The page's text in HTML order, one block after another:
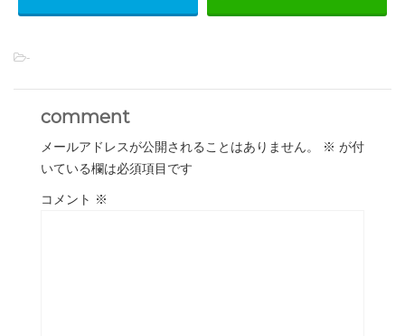
-
comment
メールアドレスが公開されることはありません。 ※ が付
いている欄は必須項目です
コメント ※